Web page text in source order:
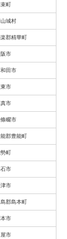
町
城村
郡精華町
市
田市
市
市
條畷市
郡豊能町
町
市
市
郡島本町
市
市